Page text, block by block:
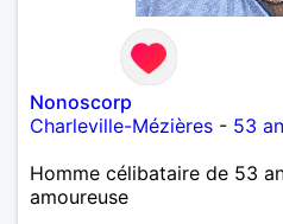
Nonoscorp
Charleville-Mézières - 53
Homme célibataire de 53
amoureuse